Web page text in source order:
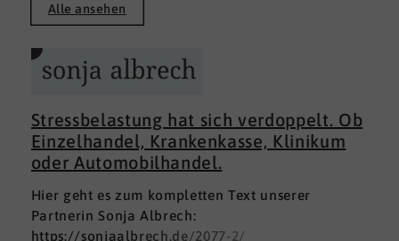
Alle ansehen
Stressbelastung hat sich verdoppelt. Ob
Einzelhandel, Krankenkasse, Klinikum
oder Automobilhandel.
Hier geht es zum kompletten Text unserer
Partnerin Sonja Albrech:
https://sonjaalbrech.de/2077-2/